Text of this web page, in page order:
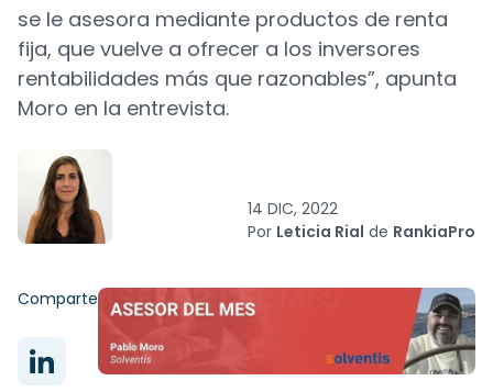
se le asesora mediante productos de renta
fija, que vuelve a ofrecer a los inversores
rentabilidades más que razonables”, apunta
Moro en la entrevista.
14 DIC, 2022
Por Leticia Rial de RankiaPro
Comparte